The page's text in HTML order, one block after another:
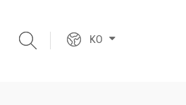
KO